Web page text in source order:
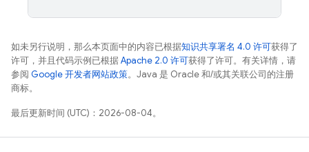
如未另行说明，那么本页面中的内容已根据知识共享署名 4.0 许可获得了
许可，并且代码示例已根据Apache 2.0 许可获得了许可。有关详情，请
参阅 Google 开发者网站政策。Java 是 Oracle 和/或其关联公司的注册
商标。
最后更新时间 (UTC)：2026-08-04。